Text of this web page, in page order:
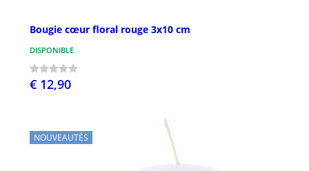
Bougie cœur floral rouge 3x10 cm
DISPONIBLE
€ 12,90
NOUVEAUTÉS